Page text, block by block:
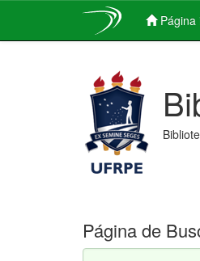
Página
Página de